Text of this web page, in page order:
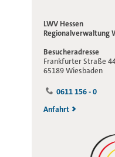
LWV Hessen
Regionalverwaltung
Besucheradresse
Frankfurter Straße
65189 Wiesbaden
0611 156 - 0
Anfahrt